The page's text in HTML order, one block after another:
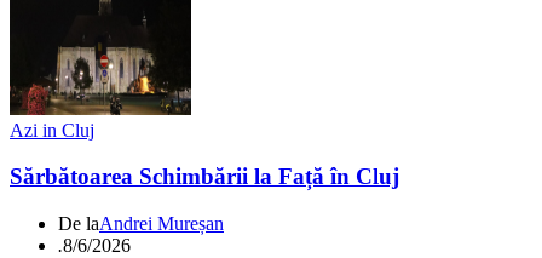
Azi in Cluj
Sărbătoarea Schimbării la Față în Cluj
De laAndrei Mureșan
.8/6/2026